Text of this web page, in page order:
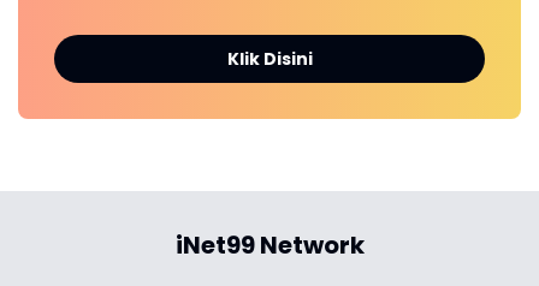
Klik Disini
iNet99 Network